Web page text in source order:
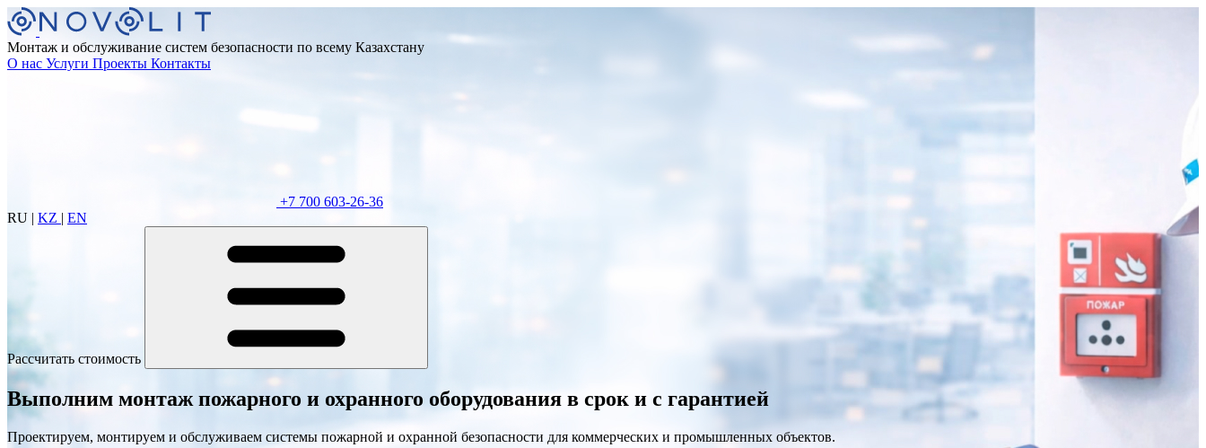
Монтаж и обслуживание систем безопасности по всему Казахстану
О нас Услуги Проекты Контакты
+7 700 603-26-36
RU | KZ | EN
Рассчитать стоимость
Выполним монтаж пожарного и охранного оборудования в срок и с гарантией
Проектируем, монтируем и обслуживаем системы пожарной и охранной безопасности для коммерческих и промышленных объектов.